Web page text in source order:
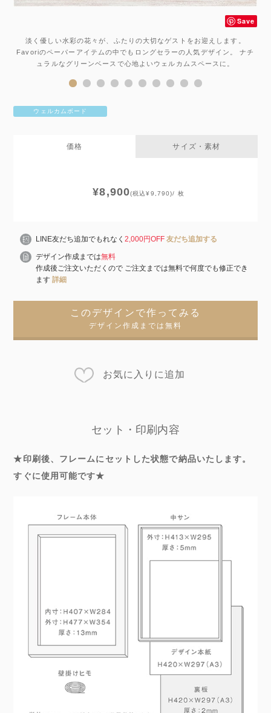
Save
淡く優しい水彩の花々が、ふたりの大切なゲストをお迎えします。
Favoriのペーパーアイテムの中でもロングセラーの人気デザイン。 ナチ
ュラルなグリーンベースで心地よいウェルカムスペースに。
ウェルカムボード
価格 サイズ・素材
¥8,900(税込¥9,790)/ 枚
LINE友だち追加でもれなく2,000円OFF 友だち追加する
デザイン作成までは無料
作成後ご注文いただくので ご注文までは無料で何度でも修正でき
ます詳細
このデザインで作ってみる
デザイン作成までは無料
お気に入りに追加
セット・印刷内容
★印刷後、フレームにセットした状態で納品いたします。
すぐに使用可能です★